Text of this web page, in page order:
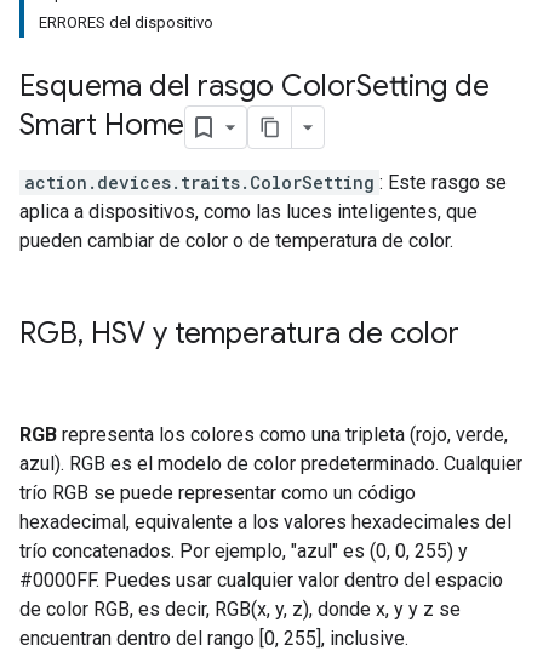
ERRORES del dispositivo
Esquema del rasgo ColorSetting de
Smart Home
action.devices.traits.ColorSetting : Este rasgo se
aplica a dispositivos, como las luces inteligentes, que
pueden cambiar de color o de temperatura de color.
RGB, HSV y temperatura de color
RGB representa los colores como una tripleta (rojo, verde,
azul). RGB es el modelo de color predeterminado. Cualquier
trío RGB se puede representar como un código
hexadecimal, equivalente a los valores hexadecimales del
trío concatenados. Por ejemplo, "azul" es (0, 0, 255) y
#0000FF. Puedes usar cualquier valor dentro del espacio
de color RGB, es decir, RGB(x, y, z), donde x, y y z se
encuentran dentro del rango [0, 255], inclusive.